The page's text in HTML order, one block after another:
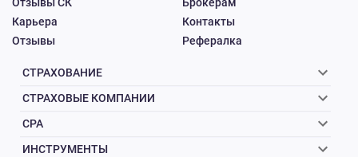
Отзывы СК
Брокерам
Карьера
Контакты
Отзывы
Рефералка
СТРАХОВАНИЕ
СТРАХОВЫЕ КОМПАНИИ
CPA
ИНСТРУМЕНТЫ